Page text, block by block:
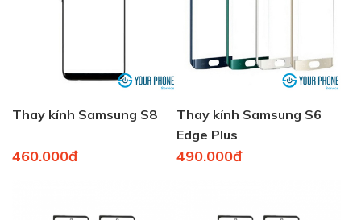
Thay kính Samsung S8
460.000đ
Thay kính Samsung S6
Edge Plus
490.000đ